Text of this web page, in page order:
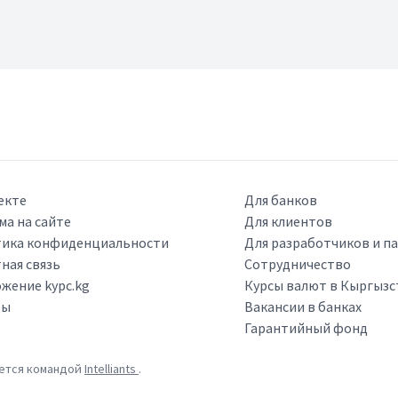
на сайте
конфиденциальности
связь
kypc.kg
Для банков
Для клиентов
Для разработчиков и
Сотрудничество
Курсы валют в
Вакансии в банках
Гарантийный фонд
командой Intelliants .